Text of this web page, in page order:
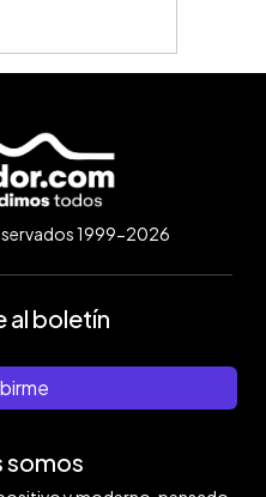
1999-2026
al boletín
somos